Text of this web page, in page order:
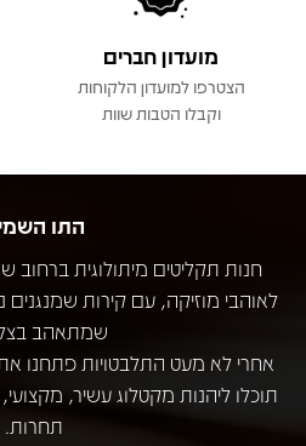
מועדון חברים
הצטרפו למועדון הלקוחות
וקבלו הטבות שוות
התו
לאוהבי מוזיקה, עם קירות שמנגנים
שמתאהב
אחרי לא מעט התלבטויות פתחנו
תוכלו ליהנות מקטלוג עשיר,
תחרות.